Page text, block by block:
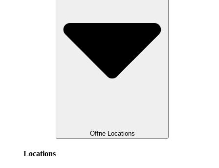
Öffne Locations
Locations